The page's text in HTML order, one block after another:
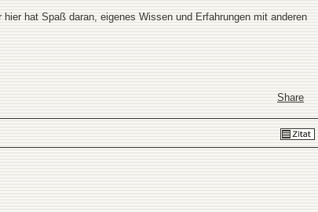
hat Spaß daran, eigenes Wissen und Erfahrungen mit anderen
Share